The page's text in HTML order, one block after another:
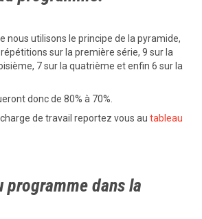
nous utilisons le principe de la pyramide,
sur la première série, 9 sur la
7 sur la quatrième et enfin 6 sur la
donc de 80% à 70%.
de travail reportez vous autableau
programme dans la